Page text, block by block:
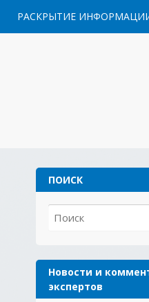
РАСКРЫТИЕ
ПОИСК
Новости и
экспертов